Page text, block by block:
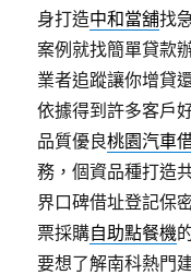
身打造中和當舖找
案例就找簡單貸款
業者追蹤讓你增貸
依據得到許多客戶
品質優良桃園汽車
務，個資品種打造
界口碑借址登記保
票採購自助點餐機
要想了解南科熱門